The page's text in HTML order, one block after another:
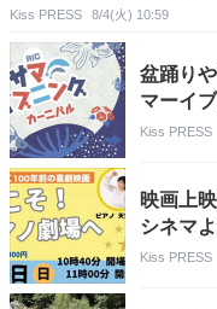
Kiss PRESS 8/4(火) 10:59
盆踊り
マーイ
Kiss PRESS
映画上
シネマ
Kiss PRESS